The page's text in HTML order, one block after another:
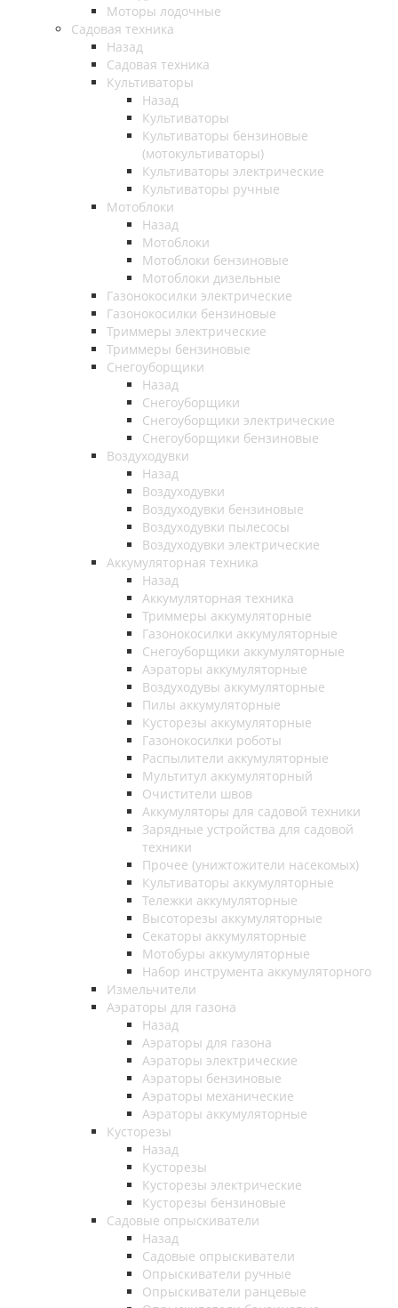
Моторы лодочные
Садовая техника
Назад
Садовая техника
Культиваторы
Назад
Культиваторы
Культиваторы бензиновые
(мотокультиваторы)
Культиваторы электрические
Культиваторы ручные
Мотоблоки
Назад
Мотоблоки
Мотоблоки бензиновые
Мотоблоки дизельные
Газонокосилки электрические
Газонокосилки бензиновые
Триммеры электрические
Триммеры бензиновые
Снегоуборщики
Назад
Снегоуборщики
Снегоуборщики электрические
Снегоуборщики бензиновые
Воздуходувки
Назад
Воздуходувки
Воздуходувки бензиновые
Воздуходувки пылесосы
Воздуходувки электрические
Аккумуляторная техника
Назад
Аккумуляторная техника
Триммеры аккумуляторные
Газонокосилки аккумуляторные
Снегоуборщики аккумуляторные
Аэраторы аккумуляторные
Воздуходувы аккумуляторные
Пилы аккумуляторные
Кусторезы аккумуляторные
Газонокосилки роботы
Распылители аккумуляторные
Мультитул аккумуляторный
Очистители швов
Аккумуляторы для садовой техники
Зарядные устройства для садовой
техники
Прочее (унижтожители насекомых)
Культиваторы аккумуляторные
Тележки аккумуляторные
Высоторезы аккумуляторные
Секаторы аккумуляторные
Мотобуры аккумуляторные
Набор инструмента аккумуляторного
Измельчители
Аэраторы для газона
Назад
Аэраторы для газона
Аэраторы электрические
Аэраторы бензиновые
Аэраторы механические
Аэраторы аккумуляторные
Кусторезы
Назад
Кусторезы
Кусторезы электрические
Кусторезы бензиновые
Садовые опрыскиватели
Назад
Садовые опрыскиватели
Опрыскиватели ручные
Опрыскиватели ранцевые